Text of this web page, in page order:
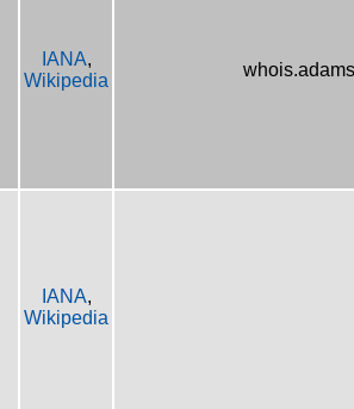
IANA,
Wikipedia
IANA,
Wikipedia